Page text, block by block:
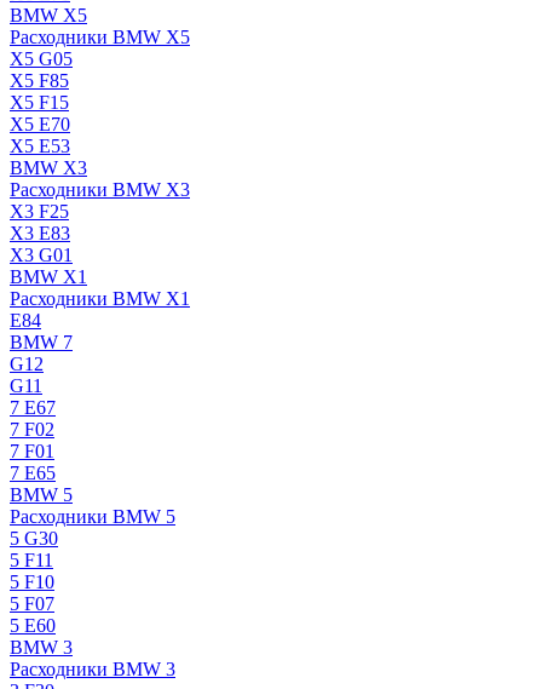
BMW X5
Расходники BMW X5
X5 G05
X5 F85
X5 F15
X5 E70
X5 E53
BMW X3
Расходники BMW X3
X3 F25
X3 E83
X3 G01
BMW X1
Расходники BMW X1
E84
BMW 7
G12
G11
7 Е67
7 F02
7 F01
7 E65
BMW 5
Расходники BMW 5
5 G30
5 F11
5 F10
5 F07
5 E60
BMW 3
Расходники BMW 3